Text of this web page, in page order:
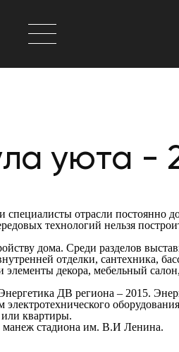
уюта -
отрасли постоянно
технологий нельзя
дома. Среди разделов
отделки, сантехника,
декора, мебельный
ДВ региона – 2015.
квартиры.
манеж стадиона им. В.И Ленина.